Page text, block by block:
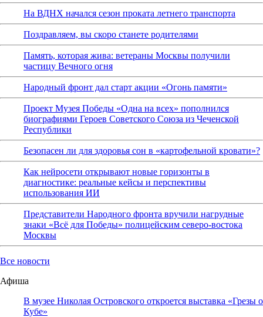
На ВДНХ начался сезон проката летнего транспорта
Поздравляем, вы скоро станете родителями
Память, которая жива: ветераны Москвы получили
частицу Вечного огня
Народный фронт дал старт акции «Огонь памяти»
Проект Музея Победы «Одна на всех» пополнился
биографиями Героев Советского Союза из Чеченской
Республики
Безопасен ли для здоровья сон в «картофельной кровати»?
Как нейросети открывают новые горизонты в
диагностике: реальные кейсы и перспективы
использования ИИ
Представители Народного фронта вручили нагрудные
знаки «Всё для Победы» полицейским северо-востока
Москвы
Все новости
Афиша
В музее Николая Островского откроется выставка «Грезы о
Кубе»